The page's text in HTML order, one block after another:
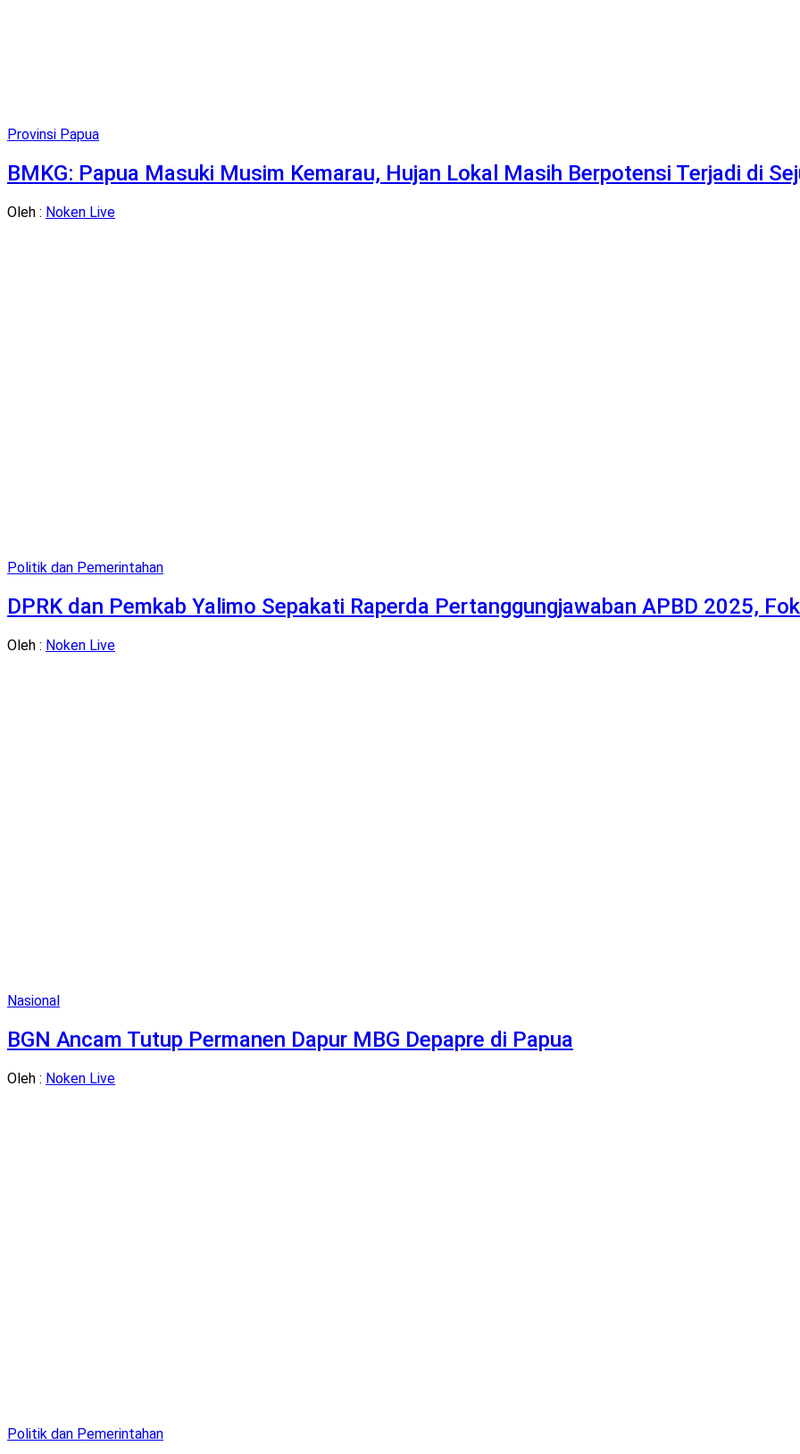
Provinsi Papua
BMKG: Papua Masuki Musim Kemarau, Hujan Lokal Masih Berpotensi Terjadi di
Oleh : Noken Live
Politik dan Pemerintahan
DPRK dan Pemkab Yalimo Sepakati Raperda Pertanggungjawaban APBD 2025,
Oleh : Noken Live
Nasional
BGN Ancam Tutup Permanen Dapur MBG Depapre di Papua
Oleh : Noken Live
Politik dan Pemerintahan